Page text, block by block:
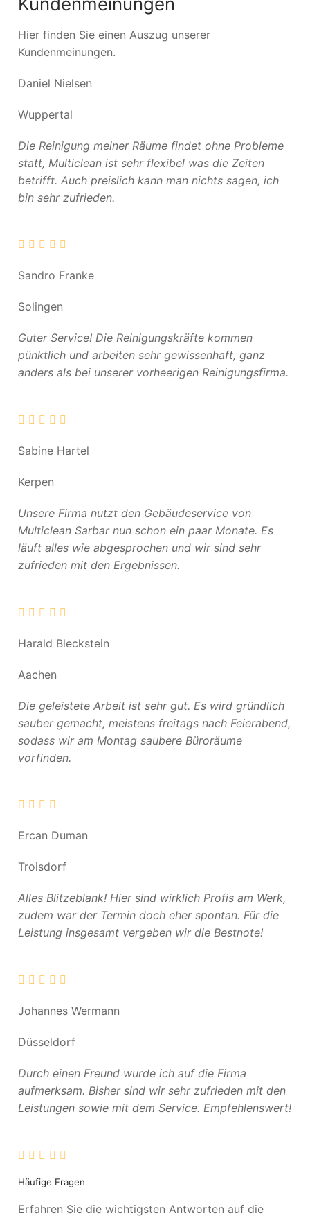
Hier finden Sie einen Auszug unserer
Kundenmeinungen.
Daniel Nielsen
Wuppertal
Die Reinigung meiner Räume findet ohne Probleme
statt, Multiclean ist sehr flexibel was die Zeiten
betrifft. Auch preislich kann man nichts sagen, ich
bin sehr zufrieden.
Sandro Franke
Solingen
Guter Service! Die Reinigungskräfte kommen
pünktlich und arbeiten sehr gewissenhaft, ganz
anders als bei unserer vorheerigen Reinigungsfirma.
Sabine Hartel
Kerpen
Unsere Firma nutzt den Gebäudeservice von
Multiclean Sarbar nun schon ein paar Monate. Es
läuft alles wie abgesprochen und wir sind sehr
zufrieden mit den Ergebnissen.
Harald Bleckstein
Aachen
Die geleistete Arbeit ist sehr gut. Es wird gründlich
sauber gemacht, meistens freitags nach Feierabend,
sodass wir am Montag saubere Büroräume
vorfinden.
Ercan Duman
Troisdorf
Alles Blitzeblank! Hier sind wirklich Profis am Werk,
zudem war der Termin doch eher spontan. Für die
Leistung insgesamt vergeben wir die Bestnote!
Johannes Wermann
Düsseldorf
Durch einen Freund wurde ich auf die Firma
aufmerksam. Bisher sind wir sehr zufrieden mit den
Leistungen sowie mit dem Service. Empfehlenswert!
Häufige Fragen
Erfahren Sie die wichtigsten Antworten auf die